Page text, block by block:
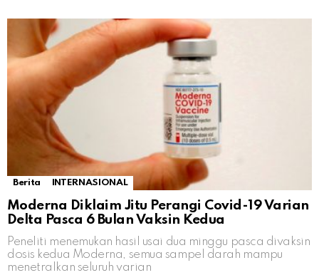
Berita INTERNASIONAL
Moderna Diklaim Jitu Perangi Covid-19 Varian
Delta Pasca 6 Bulan Vaksin Kedua
Peneliti menemukan hasil usai dua minggu pasca divaksin
dosis kedua Moderna, semua sampel darah mampu
menetralkan seluruh varian